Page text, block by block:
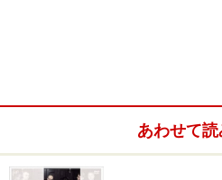
Amazon
あわせて